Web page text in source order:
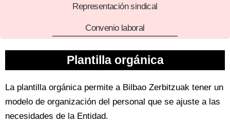
Representación sindical
Convenio laboral
Plantilla orgánica
La plantilla orgánica permite a Bilbao Zerbitzuak tener un
modelo de organización del personal que se ajuste a las
necesidades de la Entidad.